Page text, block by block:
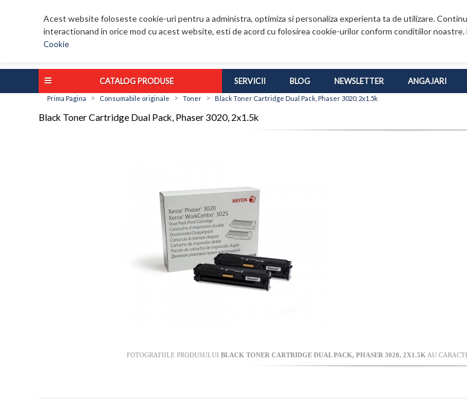
Acest website foloseste cookie-uri pentru a administra, optimiza si personaliza experienta ta de utilizare.
interactionand in orice mod cu acest website, esti de acord cu folosirea cookie-urilor conform conditiilor noastre.
Cookie
CATALOG PRODUSE SERVICII BLOG NEWSLETTER ANGAJARI
Prima Pagina > Consumabile originale > Toner > Black Toner Cartridge Dual Pack, Phaser 3020, 2x1.5k
Black Toner Cartridge Dual Pack, Phaser 3020, 2x1.5k
FOTOGRAFIILE PRODUSULUI BLACK TONER CARTRIDGE DUAL PACK, PHASER 3020, 2X1.5K AU